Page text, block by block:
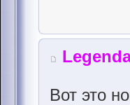
Вот это